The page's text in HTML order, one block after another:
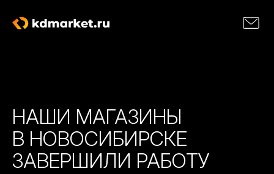
НАШИ МАГАЗИНЫ
В НОВОСИБИРСКЕ
ЗАВЕРШИЛИ РАБОТУ